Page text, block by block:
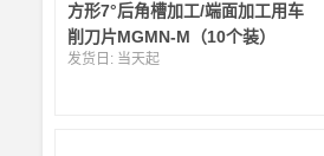
方形7°后角槽加工/端面加工用车
削刀片MGMN-M（10个装）
发货日: 当天起